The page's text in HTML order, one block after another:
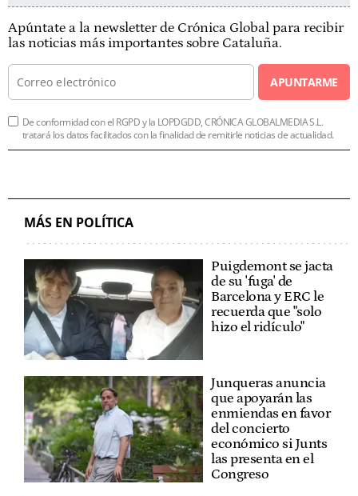
Apúntate a la newsletter de Crónica Global para recibir
las noticias más importantes sobre Cataluña.
APUNTARME
De conformidad con el RGPD y la LOPDGDD, CRÓNICA GLOBALMEDIA S.L.
tratará los datos facilitados con la finalidad de remitirle noticias de actualidad.
MÁS EN POLÍTICA
Puigdemont se jacta
de su 'fuga' de
Barcelona y ERC le
recuerda que "solo
hizo el ridículo"
Junqueras anuncia
que apoyarán las
enmiendas en favor
del concierto
económico si Junts
las presenta en el
Congreso